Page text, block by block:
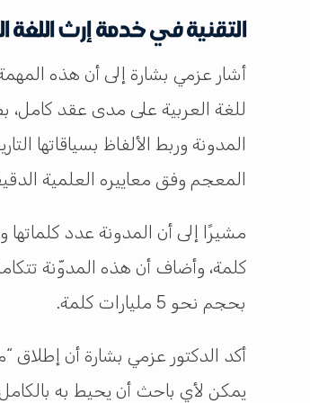
التقنية في خدمة إرث اللغة
أشار عزمي بشارة إلى أن هذه
للغة العربية على مدى عقد كامل،
المدونة وربط الألفاظ بسياقاتها
المعجم وفق معاييره العلمية
كلمة، وأضاف أن هذه المدوّنة
بحجم نحو 5 مليارات كلمة.
أكد الدكتور عزمي بشارة أن إطلاق
يمكن لأي باحث أن يحيط به